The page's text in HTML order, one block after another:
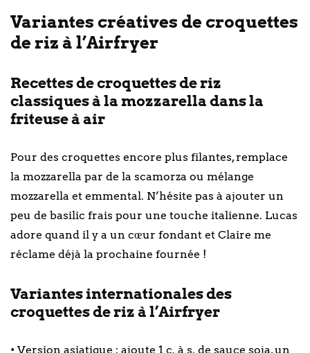
Variantes créatives de croquettes
de riz à l’Airfryer
Recettes de croquettes de riz
classiques à la mozzarella dans la
friteuse à air
Pour des croquettes encore plus filantes, remplace
la mozzarella par de la scamorza ou mélange
mozzarella et emmental. N’hésite pas à ajouter un
peu de basilic frais pour une touche italienne. Lucas
adore quand il y a un cœur fondant et Claire me
réclame déjà la prochaine fournée !
Variantes internationales des
croquettes de riz à l’Airfryer
• Version asiatique : ajoute 1 c. à s. de sauce soja, un